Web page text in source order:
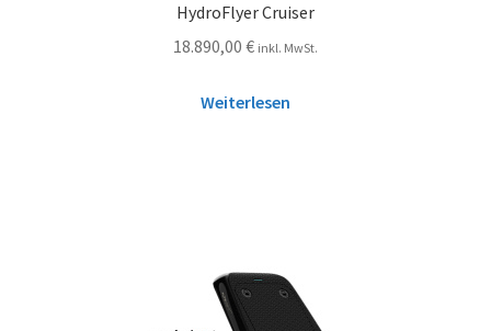
HydroFlyer Cruiser
18.890,00 € inkl. MwSt.
Weiterlesen